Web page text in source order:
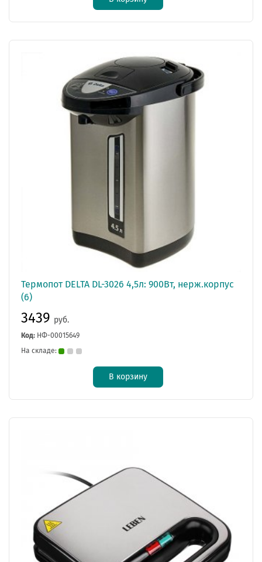
Термопот DЕLTA DL-3026 4,5л: 900Вт, нерж.корпус
(6)
3439 руб.
Код: НФ-00015649
На складе:
В корзину